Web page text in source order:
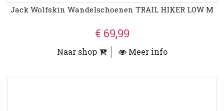
Jack Wolfskin Wandelschoenen TRAIL HIKER LOW M
€ 69,99
Naar shop Meer info